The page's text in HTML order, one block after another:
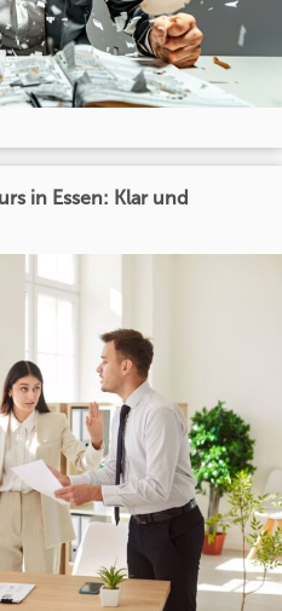
in Essen: Klar und